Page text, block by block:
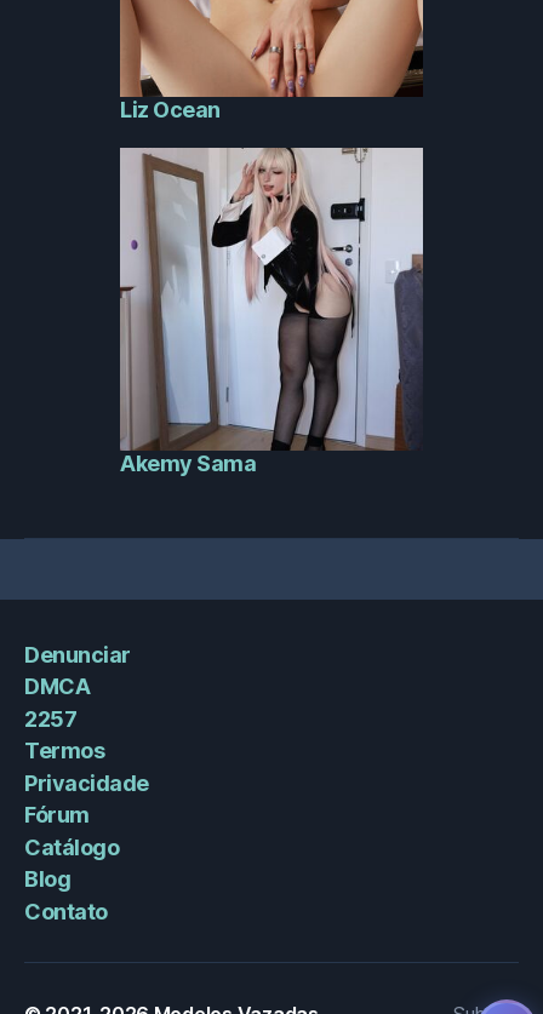
Liz Ocean
Akemy Sama
Denunciar
DMCA
2257
Termos
Privacidade
Fórum
Catálogo
Blog
Contato